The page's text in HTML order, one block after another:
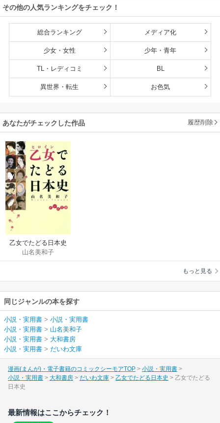
その他の人気ランキングをチェック！
総合ランキング メディア化
少女・女性 少年・青年
TL・レディコミ BL
異世界・転生 お色気
あなたがチェックした作品 履歴削除
乙女でたどる日本史
山名美和子
もっと見る
同じジャンルの本を探す
小説・実用書 > 小説・実用書
小説・実用書 > 山名美和子
小説・実用書 > 大和書房
小説・実用書 > だいわ文庫
漫画(まんが)・電子書籍のコミックシーモアTOP
小説・実用書
小説・実用書
大和書房 だいわ文庫 乙女でたどる日本史
乙女でたどる
日本史
最新情報はここからチェック！